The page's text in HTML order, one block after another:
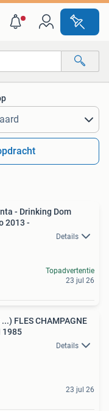
- Drinking Dom
2013 -
Details
Topadvertentie
23 jul 26
FLES CHAMPAGNE
1985
Details
23 jul 26